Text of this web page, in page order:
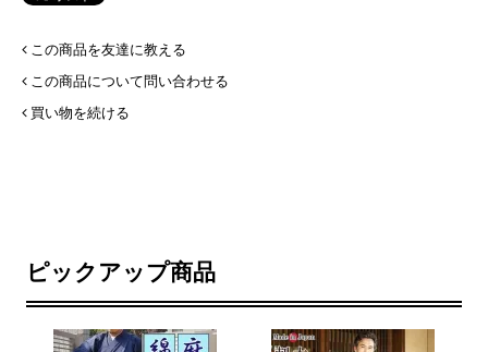
この商品を友達に教える
この商品について問い合わせる
買い物を続ける
ピックアップ商品